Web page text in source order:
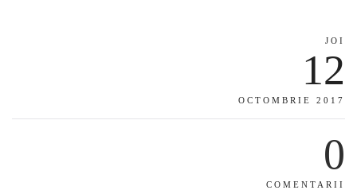
JOI
12
OCTOMBRIE 2017
0
COMENTARII